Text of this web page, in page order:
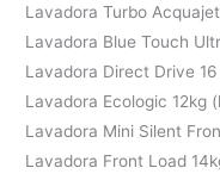
Lavadora Turbo
Lavadora Blue Touch
Lavadora Direct Drive 16
Lavadora Ecologic 12kg
Lavadora Mini Silent
Lavadora Front Load